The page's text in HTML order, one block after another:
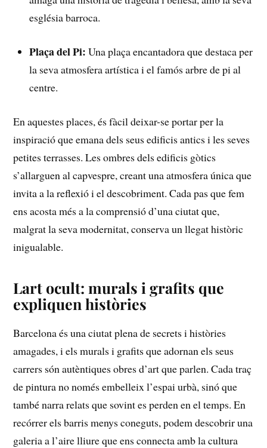
església barroca.
Plaça del‍ Pi: Una plaça encantadora‌ que destaca per
la seva atmosfera artística⁣ i⁢ el famós arbre ⁣de⁢ pi al
centre.
En⁣ aquestes places, ⁤és fàcil ⁢deixar-se portar‍ per ‍la
inspiració que emana dels seus‌ edificis⁢ antics i les seves
‌petites​ terrasses. Les ombres‌ dels ⁣edificis gòtics⁣
s’allarguen al capvespre,‌ creant una atmosfera única que
⁢invita a la reflexió ​i el descobriment. Cada pas que fem
ens ⁤acosta més a la ‌comprensió d’una ciutat‌ que,‍
malgrat la seva modernitat, conserva‌ un ‌llegat històric
inigualable.
Lart ocult: murals ⁢i grafits que
expliquen històries
Barcelona és⁢ una ciutat​ plena ⁤de secrets‍ i històries
amagades, i els ‍murals i grafits que ‍adornan els seus
carrers són autèntiques‍ obres d’art‌ que parlen. Cada‌ traç
de pintura no només embelleix l’espai urbà, sinó que
també⁢ narra relats que sovint‍ es perden en el temps. En
recórrer els barris menys⁣ coneguts,‍ podem descobrir ‍una
⁣galeria ‍a⁣ l’aire lliure que‌ ens connecta amb​ la cultura